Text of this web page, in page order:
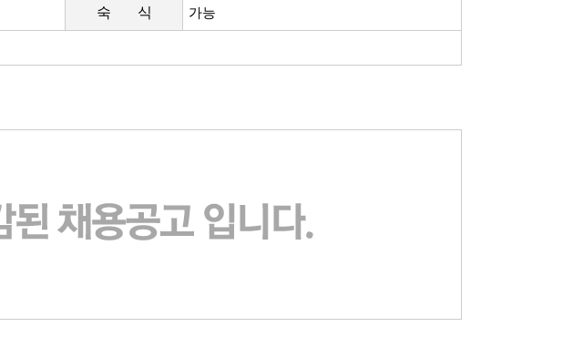
숙 식 가능